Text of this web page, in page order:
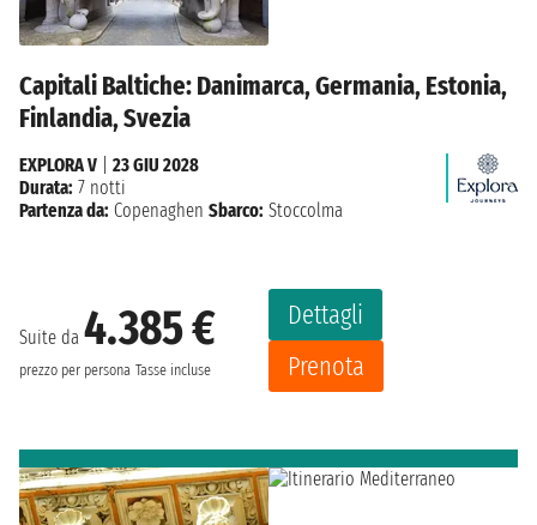
Capitali Baltiche: Danimarca, Germania, Estonia,
Finlandia, Svezia
Suite da 4.385 €
prezzo per persona Tasse incluse
Dettagli
Prenota
EXPLORA V
23 GIU 2028
Durata: 7 notti
Partenza da: Copenaghen Sbarco: Stoccolma